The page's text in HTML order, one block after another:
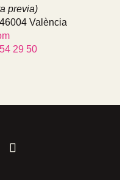
previa)
València
29 50